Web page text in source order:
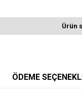
Ürün
ÖDEME